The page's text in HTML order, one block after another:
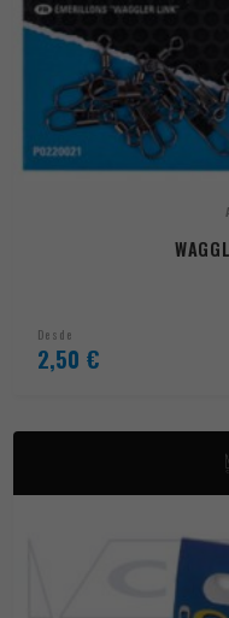
Desde
2,50 €